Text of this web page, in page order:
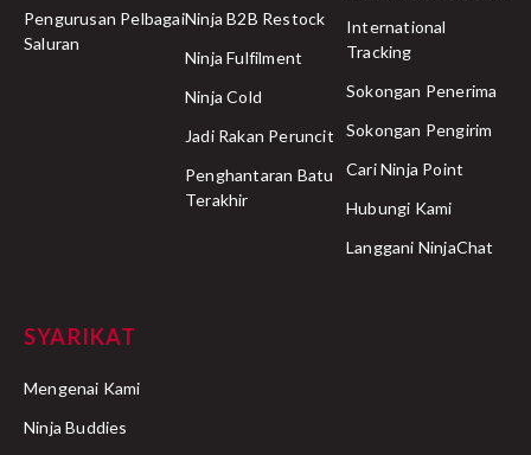
Pengurusan Pelbagai
Saluran
Ninja B2B Restock
Ninja Fulfilment
Ninja Cold
Jadi Rakan Peruncit
Penghantaran Batu
Terakhir
International
Tracking
Sokongan Penerima
Sokongan Pengirim
Cari Ninja Point
Hubungi Kami
Langgani NinjaChat
SYARIKAT
Mengenai Kami
Ninja Buddies